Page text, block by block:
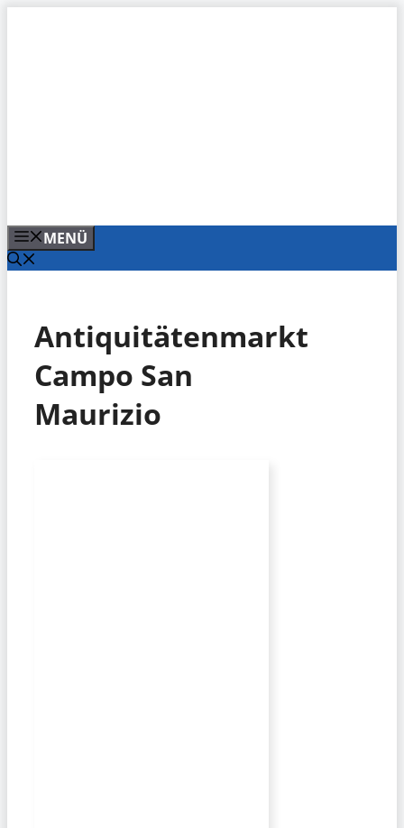
MENÜ
Antiquitätenmarkt
Campo San
Maurizio